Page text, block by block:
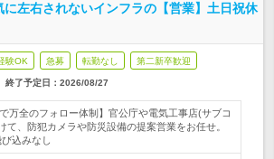
左右されないインフラの【営業】土日祝休
験OK 急募 転勤なし 第二新卒歓迎
終了予定日： 2026/08/27
万全のフォロー体制】官公庁や電気工事店(サブコ
て、防犯カメラや防災設備の提案営業をお任せ。
込みなし